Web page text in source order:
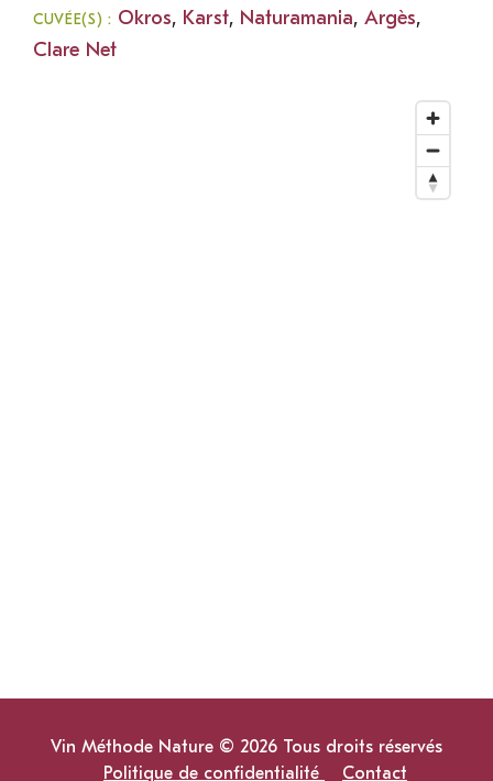
CUVÉE(S) : Okros, Karst, Naturamania, Argès,
Clare Net
Vin Méthode Nature © 2026 Tous droits réservés
Politique de confidentialité
Contact